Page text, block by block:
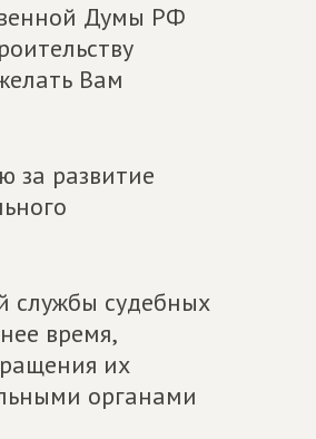
Думы РФ
Вам
за развитие
службы судебных
время,
их
органами